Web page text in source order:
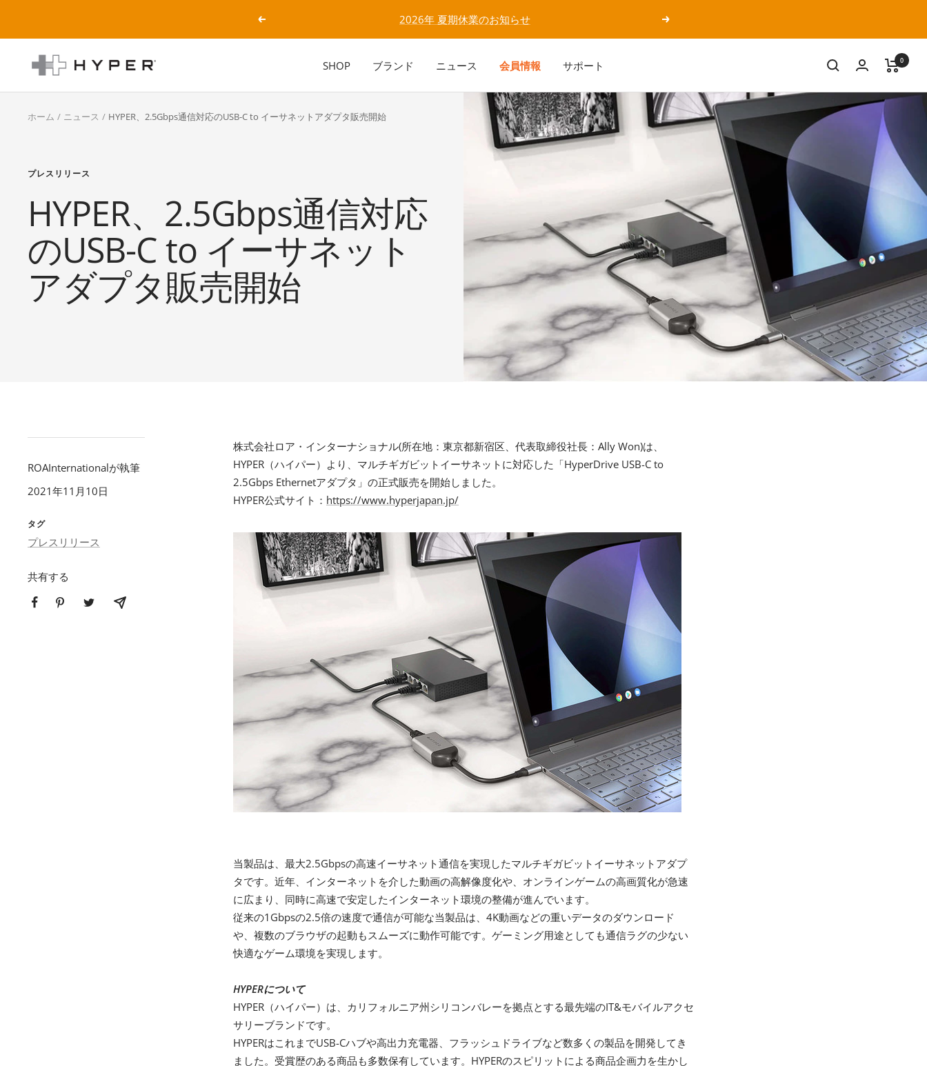
戻
る
★★【重要】なりすましアカウントにご注意ください！★★
次
へ
SHOP
ブランド ニュース 会員情報 サポート
HYPER
Japan
式
ト
0
ホーム ニュース HYPER、2.5Gbps通信対応のUSB-C to イーサネットアダプタ販売開始
プレスリリース
HYPER、2.5Gbps通信対応
のUSB-C to イーサネット
アダプタ販売開始
ROAInternationalが執筆
2021年11月10日
タグ
プレスリリース
共有する
株式会社ロア・インターナショナル(所在地：東京都新宿区、代表取締役社長：Ally Won)は、
HYPER（ハイパー）より、マルチギガビットイーサネットに対応した「HyperDrive USB-C to
2.5Gbps Ethernetアダプタ」の正式販売を開始しました。
HYPER公式サイト： https://www.hyperjapan.jp/
当製品は、最大2.5Gbpsの高速イーサネット通信を実現したマルチギガビットイーサネットアダプ
タです。近年、インターネットを介した動画の高解像度化や、オンラインゲームの高画質化が急速
に広まり、同時に高速で安定したインターネット環境の整備が進んでいます。
従来の1Gbpsの2.5倍の速度で通信が可能な当製品は、4K動画などの重いデータのダウンロード
や、複数のブラウザの起動もスムーズに動作可能です。ゲーミング用途としても通信ラグの少ない
快適なゲーム環境を実現します。
HYPERについて
HYPER（ハイパー）は、カリフォルニア州シリコンバレーを拠点とする最先端のIT&モバイルアクセ
サリーブランドです。
HYPERはこれまでUSB-Cハブや高出力充電器、フラッシュドライブなど数多くの製品を開発してき
ました。受賞歴のある商品も多数保有しています。HYPERのスピリットによる商品企画力を生かし